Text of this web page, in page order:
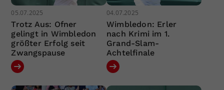
05.07.2025
Trotz Aus: Ofner
gelingt in Wimbledon
größter Erfolg seit
Zwangspause
04.07.2025
Wimbledon: Erler
nach Krimi im 1.
Grand-Slam-
Achtelfinale